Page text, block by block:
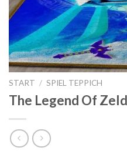
START / SPIEL TEPPICH
The Legend Of